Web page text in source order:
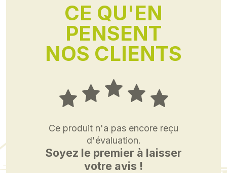
CE QU'EN
PENSENT
NOS CLIENTS
Ce produit n'a pas encore reçu
d'évaluation.
Soyez le premier à laisser
votre avis !